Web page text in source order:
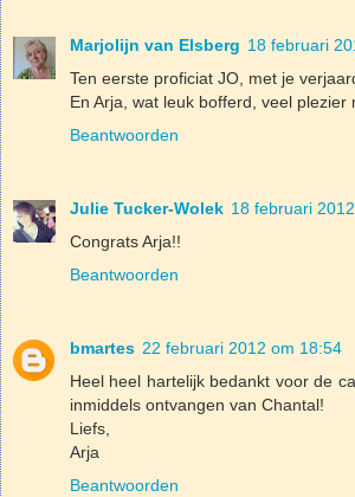
Marjolijn van Elsberg 18 februari
Ten eerste proficiat JO, met je
En Arja, wat leuk bofferd, veel plezier
Beantwoorden
Julie Tucker-Wolek 18 februari
Congrats Arja!!
Beantwoorden
bmartes 22 februari 2012 om 18:54
Heel heel hartelijk bedankt voor de
inmiddels ontvangen van Chantal!
Liefs,
Arja
Beantwoorden